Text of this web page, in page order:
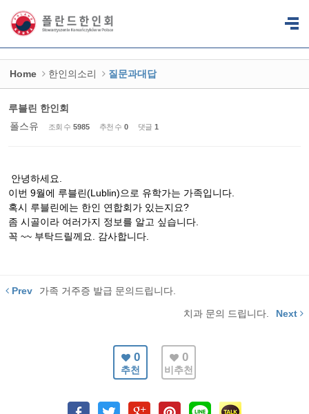
Home 한인의소리 질문과대답
루블린 한인회
폴스유
조회 수 5985 추천 수 0 댓글 1
안녕하세요.
이번 9월에 루블린(Lublin)으로 유학가는 가족입니다.
혹시 루블린에는 한인 연합회가 있는지요?
좀 시골이라 여러가지 정보를 알고 싶습니다.
꼭 ~~ 부탁드릴께요. 감사합니다.
Prev 가족 거주증 발급 문의드립니다.
치과 문의 드립니다. Next
0
추천
0
비추천